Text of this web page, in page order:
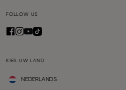
FOLLOW US
KIES UW LAND
NEDERLANDS